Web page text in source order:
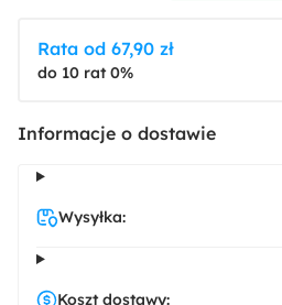
Rata od 67,90 zł
do 10 rat 0%
Informacje o dostawie
Wysyłka:
Koszt dostawy: